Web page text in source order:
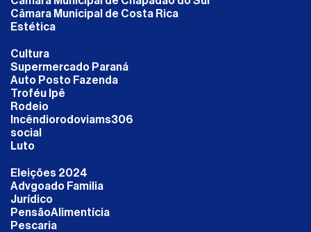
Câmara Municipal de Costa Rica
Estética
Cultura
Supermercado Paraná
Auto Posto Fazenda
Troféu Ipê
Rodeio
Incêndiorodoviams306
social
Luto
Eleições 2024
Advgoado Familia
Jurídico
PensãoAlimentícia
Pescaria